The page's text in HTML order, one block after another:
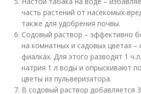
часть растений от насекомых-
также для удобрения почвы.
Содовый раствор – эффективно
на комнатных и садовых цветах –
фиалках. Для этого разводят 1
натрия 1 л воды и опрыскивают
цветы из пульверизатора.
В содовый раствор добавляется